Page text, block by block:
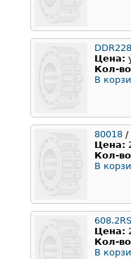
Цена:
Кол-
В
80018 /
Цена:
Кол-
В
608.2RS
Цена:
Кол-
В